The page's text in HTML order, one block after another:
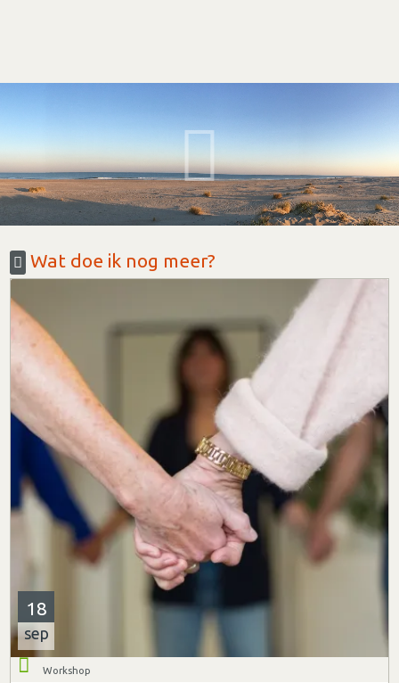
Wat doe ik nog meer?
18
sep
Workshop